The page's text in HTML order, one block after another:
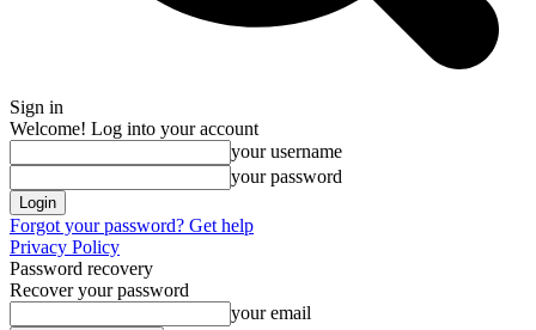
Sign in
Welcome! Log into your account
your username
your password
Forgot your password? Get help
Privacy Policy
Password recovery
Recover your password
your email